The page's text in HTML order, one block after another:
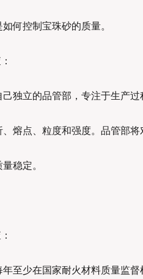
何控制宝珠砂的质量。
己独立的品管部，专注于生产
、熔点、粒度和强度。品管部
稳定。
至少在国家耐火材料质量监督